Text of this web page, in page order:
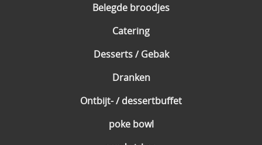
Belegde broodjes
Catering
Desserts / Gebak
Dranken
Ontbijt- / dessertbuffet
poke bowl